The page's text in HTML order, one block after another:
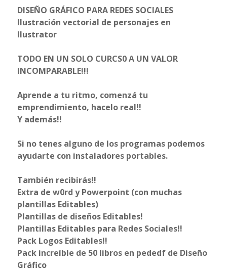
DISEÑO GRÁFICO PARA REDES SOCIALES
Ilustración vectorial de personajes en
llustrator
TODO EN UN SOLO CURCS0 A UN VALOR
INCOMPARABLE!!!
Aprende a tu ritmo, comenzá tu
emprendimiento, hacelo real!!
Y además!!
Si no tenes alguno de los programas podemos
ayudarte con instaladores portables.
También recibirás!!
Extra de w0rd y Powerpoint (con muchas
plantillas Editables)
Plantillas de diseños Editables!
Plantillas Editables para Redes Sociales!!
Pack Logos Editables!!
Pack increíble de 50 libros en pededf de Diseño
Gráfico